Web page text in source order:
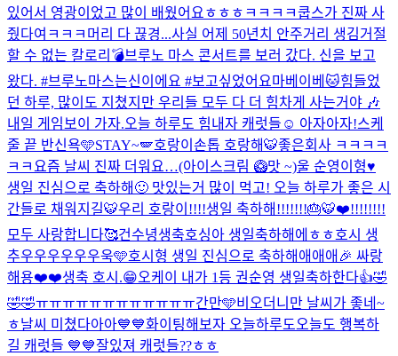
있어서 영광이었고 많이 배웠어요ㅎㅎㅎ ㅋㅋㅋㅋ쿱스가 진짜 사
줬다여ㅋㅋㅋ 머리 다 끊경...사실 어제 50년치 안주거리 생김거절
할 수 없는 칼로리💣브루노 마스 콘서트를 보러 갔다. 신을 보고
왔다. #브루노마스는신이에요 #보고싶었어요마베이베 🐱힘들었
던 하루, 많이도 지쳤지만 우리들 모두 다 더 힘차게 사는거야 🎶
내일 게임보이 가자.오늘 하루도 힘내자 캐럿들☺️ 아자아자!스케
줄 끝 반신욕🩵STAY~🪽호랑이손톱 호랑해🐯좋은회사 ㅋㅋㅋㅋ
ㅋㅋ 요즘 날씨 진짜 더워요…(아이스크림 🥝맛 ~)울 순영이형♥️
생일 진심으로 축하해🙂 맛있는거 많이 먹고! 오늘 하루가 좋은 시
간들로 채워지길🐯우리 호랑이!!!!생일 축하해!!!!!!!🎂🐯❤️!!!!!!!!
모두 사랑합니다🥰건수녕생축호싱아 생일축하해에ㅎㅎ호시 생
추우우우우우우욱🩵호시형 생일 진심으로 축하해애애애🎉 싸랑
해용❤️❤️생축 호시.😁오케이 내가 1등 권순영 생일축하한다👍🤣
🤣🤣ㅠㅠㅠㅠㅠㅠㅠㅠㅠㅠㅠㅠ간만🩵비오더니만 날씨가 좋네~
ㅎ날씨 미쳤다아아💙💙화이팅해보자 오늘하루도 오늘도 행복하
길 캐럿들 💙💙잘있져 캐럿들??ㅎㅎ